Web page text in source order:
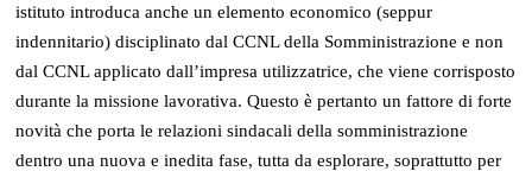
istituto introduca anche un elemento economico (seppur
indennitario) disciplinato dal CCNL della Somministrazione e non
dal CCNL applicato dall’impresa utilizzatrice, che viene corrisposto
durante la missione lavorativa. Questo è pertanto un fattore di forte
novità che porta le relazioni sindacali della somministrazione
dentro una nuova e inedita fase, tutta da esplorare, soprattutto per